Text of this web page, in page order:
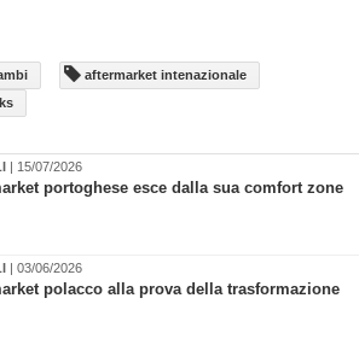
aftermarket intenazionale
| 15/07/2026
portoghese esce dalla sua comfort zone
| 03/06/2026
polacco alla prova della trasformazione